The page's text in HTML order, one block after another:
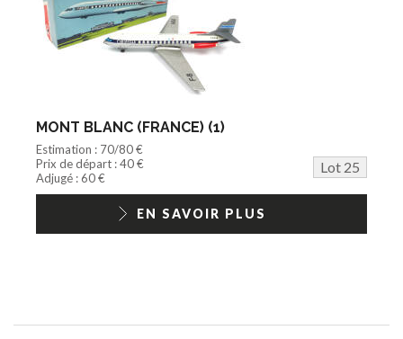
MONT BLANC (FRANCE) (1)
Estimation : 70/80 €
Prix de départ : 40 €
Lot 25
Adjugé : 60 €
EN SAVOIR PLUS